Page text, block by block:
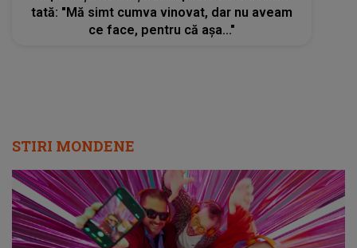
tată: "Mă simt cumva vinovat, dar nu aveam
ce face, pentru că așa..."
STIRI MONDENE